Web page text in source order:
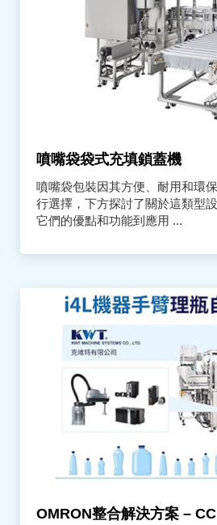
噴嘴袋袋式充填鎖蓋機
噴嘴袋包裝因其方便、耐用和環
行選擇，下方探討了關於這類型
它們的優點和功能到應用 ...
OMRON整合解決方案 –